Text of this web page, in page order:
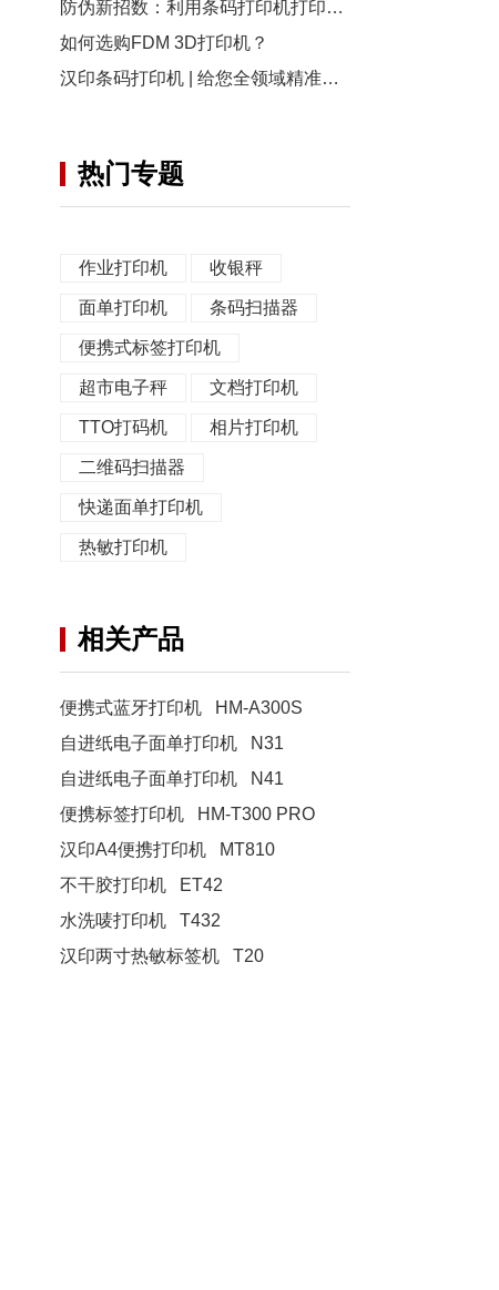
防伪新招数：利用条码打印机打印二维码
如何选购FDM 3D打印机？
汉印条码打印机 | 给您全领域精准解决方案！
热门专题
作业打印机 收银秤
面单打印机 条码扫描器
便携式标签打印机
超市电子秤 文档打印机
TTO打码机 相片打印机
二维码扫描器
快递面单打印机
热敏打印机
相关产品
便携式蓝牙打印机 HM-A300S
自进纸电子面单打印机 N31
自进纸电子面单打印机 N41
便携标签打印机 HM-T300 PRO
汉印A4便携打印机 MT810
不干胶打印机 ET42
水洗唛打印机 T432
汉印两寸热敏标签机 T20